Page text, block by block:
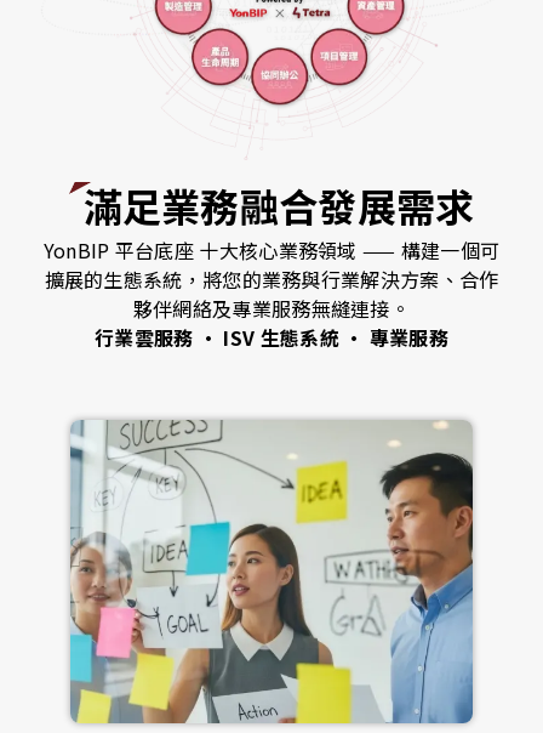
滿足業務融合發展需求
YonBIP 平台底座 十大核心業務領域 —— 構建一個可
擴展的生態系統，將您的業務與行業解決方案、合作
夥伴網絡及專業服務無縫連接。
行業雲服務 · ISV 生態系統 · 專業服務